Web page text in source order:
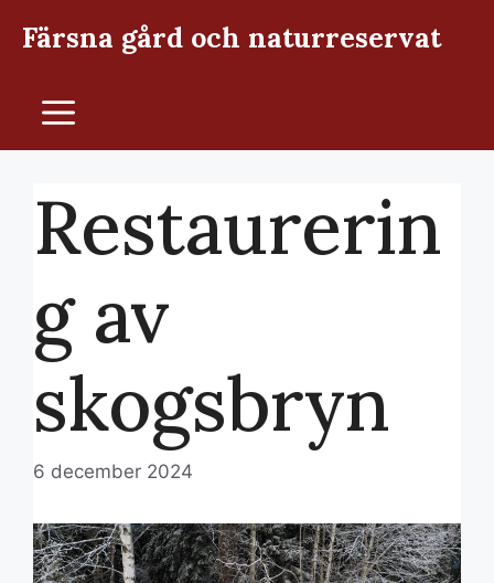
Färsna gård och naturreservat
Meny
Restaurerin
g av
skogsbryn
6 december 2024